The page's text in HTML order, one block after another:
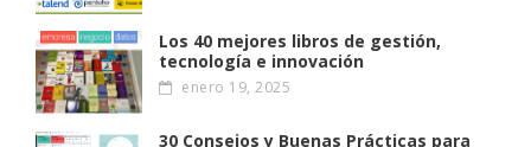
Los 40 mejores libros de gestión,
tecnología e innovación
enero 19, 2025
30 Consejos y Buenas Prácticas para